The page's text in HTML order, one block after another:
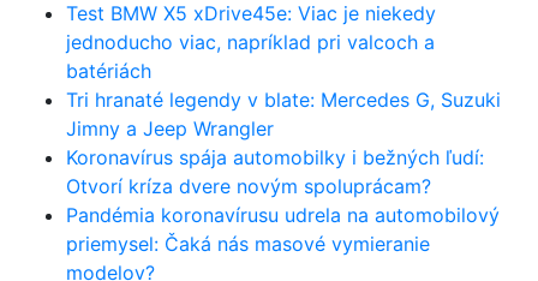
Test BMW X5 xDrive45e: Viac je niekedy
jednoducho viac, napríklad pri valcoch a
batériách
Tri hranaté legendy v blate: Mercedes G, Suzuki
Jimny a Jeep Wrangler
Koronavírus spája automobilky i bežných ľudí:
Otvorí kríza dvere novým spoluprácam?
Pandémia koronavírusu udrela na automobilový
priemysel: Čaká nás masové vymieranie
modelov?